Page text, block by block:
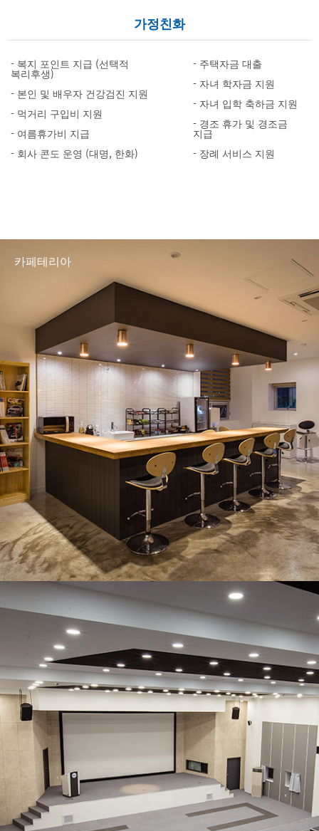
가정친화
- 복지 포인트 지급 (선택적
복리후생)
- 본인 및 배우자 건강검진 지원
- 먹거리 구입비 지원
- 여름휴가비 지급
- 회사 콘도 운영 (대명, 한화)
- 주택자금 대출
- 자녀 학자금 지원
- 자녀 입학 축하금 지원
- 경조 휴가 및 경조금
지급
- 장례 서비스 지원
카페테리아